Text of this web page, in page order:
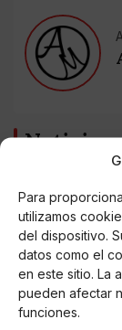
Para
utilizamos
del dispositivo.
datos como el
en este sitio. La
pueden afectar
funciones.
Noticias